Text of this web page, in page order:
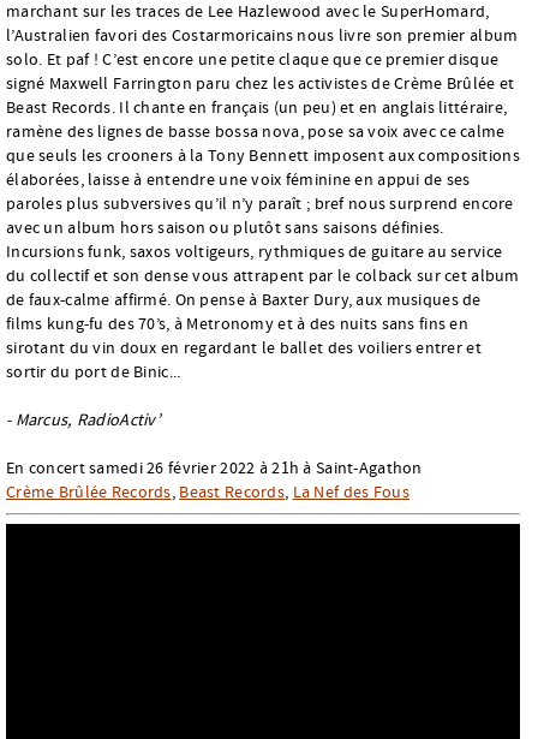
marchant sur les traces de Lee Hazlewood avec le SuperHomard,
l’Australien favori des Costarmoricains nous livre son premier album
solo. Et paf ! C’est encore une petite claque que ce premier disque
signé Maxwell Farrington paru chez les activistes de Crème Brûlée et
Beast Records. Il chante en français (un peu) et en anglais littéraire,
ramène des lignes de basse bossa nova, pose sa voix avec ce calme
que seuls les crooners à la Tony Bennett imposent aux compositions
élaborées, laisse à entendre une voix féminine en appui de ses
paroles plus subversives qu’il n’y paraît ; bref nous surprend encore
avec un album hors saison ou plutôt sans saisons définies.
Incursions funk, saxos voltigeurs, rythmiques de guitare au service
du collectif et son dense vous attrapent par le colback sur cet album
de faux-calme affirmé. On pense à Baxter Dury, aux musiques de
films kung-fu des 70’s, à Metronomy et à des nuits sans fins en
sirotant du vin doux en regardant le ballet des voiliers entrer et
sortir du port de Binic...
- Marcus, RadioActiv’
En concert samedi 26 février 2022 à 21h à Saint-Agathon
Crème Brûlée Records, Beast Records, La Nef des Fous